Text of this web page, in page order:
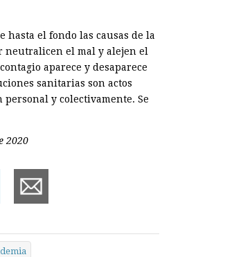
hasta el fondo las causas de la
neutralicen el mal y alejen el
aparece y desaparece
sanitarias son actos
y colectivamente. Se
2020